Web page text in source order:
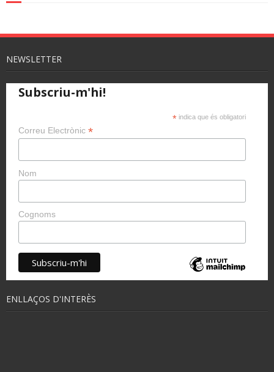
NEWSLETTER
Subscriu-m'hi!
* indica que és obligatori
Correu Electrònic *
Nom
Cognoms
ENLLAÇOS D'INTERÈS